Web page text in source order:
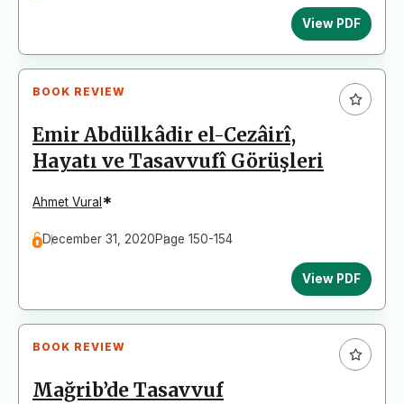
View PDF
BOOK REVIEW
Emir Abdülkâdir el-Cezâirî,
Hayatı ve Tasavvufî Görüşleri
Ahmet Vural *
December 31, 2020Page 150-154
View PDF
BOOK REVIEW
Mağrib’de Tasavvuf